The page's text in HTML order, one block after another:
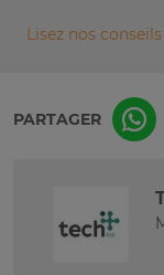
Lisez nos
PARTAGER